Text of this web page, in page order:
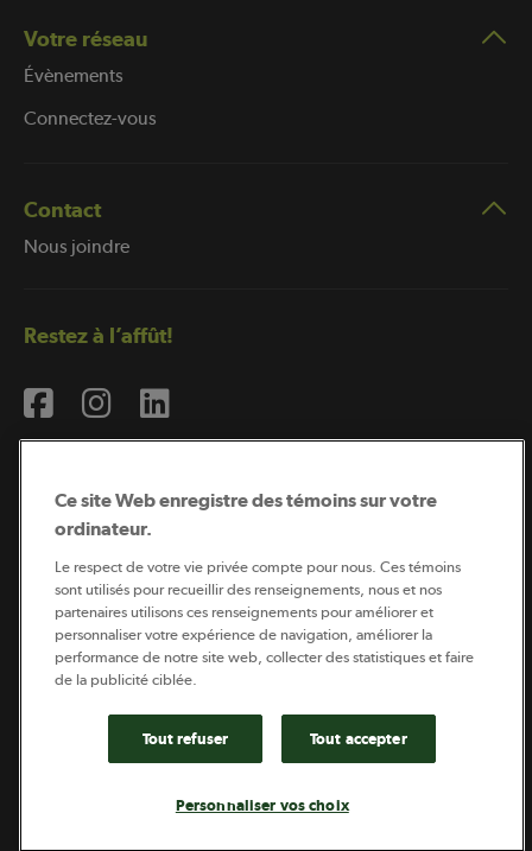
Votre réseau
Évènements
Connectez-vous
Contact
Nous joindre
Restez à l’affût!
Coopérateur est publié par Sollio Groupe Coopératif.
Il est l’outil d’information de la coopération agricole
québécoise.
Ce site Web enregistre des témoins sur votre
ordinateur.
Le respect de votre vie privée compte pour nous. Ces témoins
sont utilisés pour recueillir des renseignements, nous et nos
partenaires utilisons ces renseignements pour améliorer et
personnaliser votre expérience de navigation, améliorer la
performance de notre site web, collecter des statistiques et faire
de la publicité ciblée.
Tout refuser Tout accepter
Personnaliser vos choix